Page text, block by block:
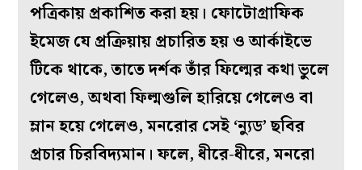
পত্রিকায় প্রকাশিত করা হয়। ফোটোগ্রাফিক
ইমেজ যে প্রক্রিয়ায় প্রচারিত হয় ও আর্কাইভে
টিকে থাকে, তাতে দর্শক তাঁর ফিল্মের কথা ভুলে
গেলেও, অথবা ফিল্মগুলি হারিয়ে গেলেও বা
ম্লান হয়ে গেলেও, মনরোর সেই ‘ন্যুড’ ছবির
প্রচার চিরবিদ্যমান। ফলে, ধীরে-ধীরে, মনরো